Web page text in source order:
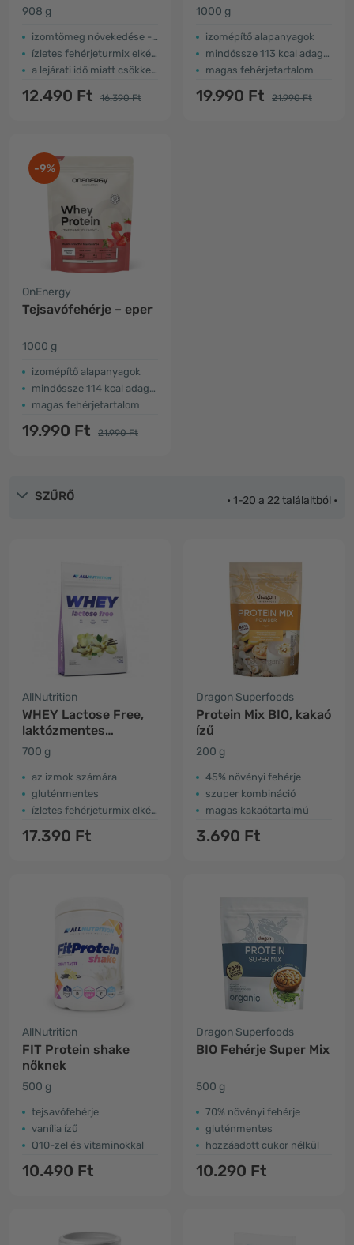
908 g
izomtömeg növekedése - magas fehérjetartalom
ízletes fehérjeturmix elkészítésére
a lejárati idő miatt csökkent az ár
12.490 Ft 16.390 Ft
1000 g
izomépítő alapanyagok
mindössze 113 kcal adagonként
magas fehérjetartalom
19.990 Ft 21.990 Ft
-9%
OnEnergy
Tejsavófehérje – eper
1000 g
izomépítő alapanyagok
mindössze 114 kcal adagonként
magas fehérjetartalom
19.990 Ft 21.990 Ft
SZŰRŐ • 1-20 a 22 találaltból •
AllNutrition
WHEY Lactose Free,
laktózmentes
tejsavófehérje –
vanília
700 g
az izmok számára
gluténmentes
ízletes fehérjeturmix elkészítésére
17.390 Ft
Dragon Superfoods
Protein Mix BIO, kakaó
ízű
200 g
45% növényi fehérje
szuper kombináció
magas kakaótartalmú
3.690 Ft
AllNutrition
FIT Protein shake
nőknek
500 g
tejsavófehérje
vanília ízű
Q10-zel és vitaminokkal
10.490 Ft
Dragon Superfoods
BIO Fehérje Super Mix
500 g
70% növényi fehérje
gluténmentes
hozzáadott cukor nélkül
10.290 Ft